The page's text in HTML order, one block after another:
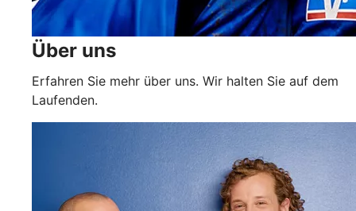
Über uns
Erfahren Sie mehr über uns. Wir halten Sie auf dem
Laufenden.